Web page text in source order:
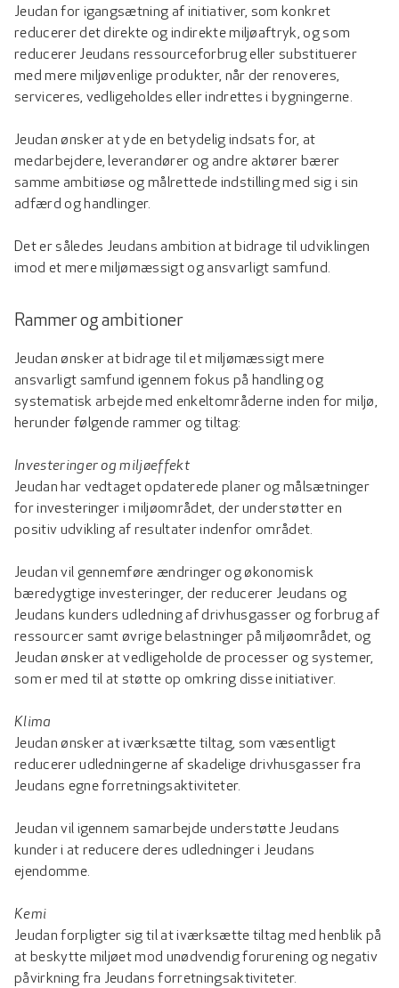
Jeudan for igangsætning af initiativer, som konkret
reducerer det direkte og indirekte miljøaftryk, og som
reducerer Jeudans ressourceforbrug eller substituerer
med mere miljøvenlige produkter, når der renoveres,
serviceres, vedligeholdes eller indrettes i bygningerne.
Jeudan ønsker at yde en betydelig indsats for, at
medarbejdere, leverandører og andre aktører bærer
samme ambitiøse og målrettede indstilling med sig i sin
adfærd og handlinger.
Det er således Jeudans ambition at bidrage til udviklingen
imod et mere miljømæssigt og ansvarligt samfund.
Rammer og ambitioner
Jeudan ønsker at bidrage til et miljømæssigt mere
ansvarligt samfund igennem fokus på handling og
systematisk arbejde med enkeltområderne inden for miljø,
herunder følgende rammer og tiltag:
Investeringer og miljøeffekt
Jeudan har vedtaget opdaterede planer og målsætninger
for investeringer i miljøområdet, der understøtter en
positiv udvikling af resultater indenfor området.
Jeudan vil gennemføre ændringer og økonomisk
bæredygtige investeringer, der reducerer Jeudans og
Jeudans kunders udledning af drivhusgasser og forbrug af
ressourcer samt øvrige belastninger på miljøområdet, og
Jeudan ønsker at vedligeholde de processer og systemer,
som er med til at støtte op omkring disse initiativer.
Klima
Jeudan ønsker at iværksætte tiltag, som væsentligt
reducerer udledningerne af skadelige drivhusgasser fra
Jeudans egne forretningsaktiviteter.
Jeudan vil igennem samarbejde understøtte Jeudans
kunder i at reducere deres udledninger i Jeudans
ejendomme.
Kemi
Jeudan forpligter sig til at iværksætte tiltag med henblik på
at beskytte miljøet mod unødvendig forurening og negativ
påvirkning fra Jeudans forretningsaktiviteter.